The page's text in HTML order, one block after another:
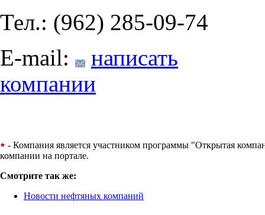
Тел.: (962) 285-09-74
E-mail:
написать
компании
- Компания является участником программы "Открытая
компании на портале.
Смотрите так же:
Новости нефтяных компаний